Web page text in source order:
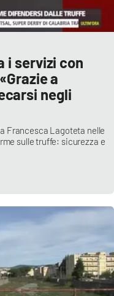
i servizi con
a
negli
Francesca Lagoteta nelle
sulle truffe: sicurezza e